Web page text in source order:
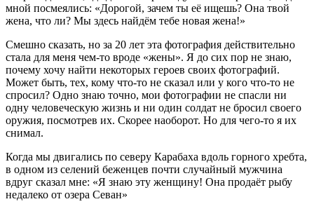
мной посмеялись: «Дорогой, зачем ты её ищешь? Она твой
жена, что ли? Мы здесь найдём тебе новая жена!»
Смешно сказать, но за 20 лет эта фотография действительно
стала для меня чем-то вроде «жены». Я до сих пор не знаю,
почему хочу найти некоторых героев своих фотографий.
Может быть, тех, кому что-то не сказал или у кого что-то не
спросил? Одно знаю точно, мои фотографии не спасли ни
одну человеческую жизнь и ни один солдат не бросил своего
оружия, посмотрев их. Скорее наоборот. Но для чего-то я их
снимал.
Когда мы двигались по северу Карабаха вдоль горного хребта,
в одном из селений беженцев почти случайный мужчина
вдруг сказал мне: «Я знаю эту женщину! Она продаёт рыбу
недалеко от озера Севан»